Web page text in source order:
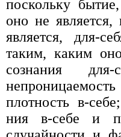
поскольку
оно не
является, для-
таким, каким
сознания
плотность в-
ния в-себе и